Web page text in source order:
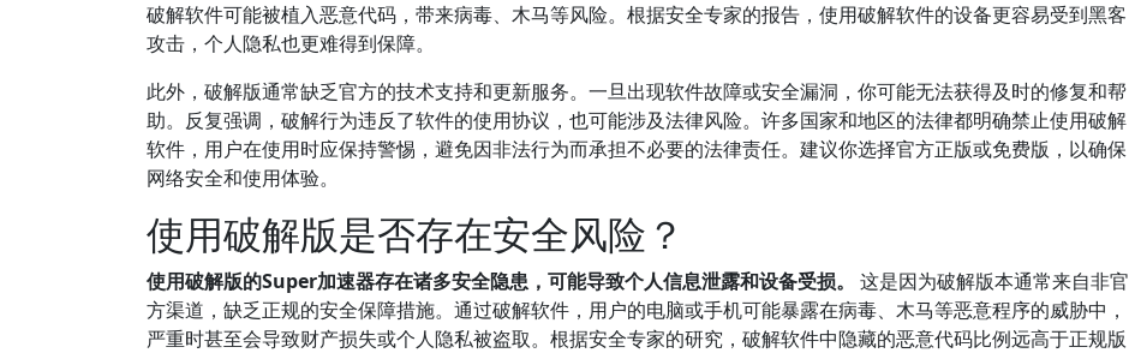
破解软件可能被植入恶意代码，带来病毒、木马等风险。根据安全专家的报告，使用破解软件的设备更容易受到黑客
攻击，个人隐私也更难得到保障。
此外，破解版通常缺乏官方的技术支持和更新服务。一旦出现软件故障或安全漏洞，你可能无法获得及时的修复和帮
助。反复强调，破解行为违反了软件的使用协议，也可能涉及法律风险。许多国家和地区的法律都明确禁止使用破解
软件，用户在使用时应保持警惕，避免因非法行为而承担不必要的法律责任。建议你选择官方正版或免费版，以确保
网络安全和使用体验。
使用破解版是否存在安全风险？
使用破解版的Super加速器存在诸多安全隐患，可能导致个人信息泄露和设备受损。
这是因为破解版本通常来自非官
方渠道，缺乏正规的安全保障措施。通过破解软件，用户的电脑或手机可能暴露在病毒、木马等恶意程序的威胁中，
严重时甚至会导致财产损失或个人隐私被盗取。根据安全专家的研究，破解软件中隐藏的恶意代码比例远高于正规版